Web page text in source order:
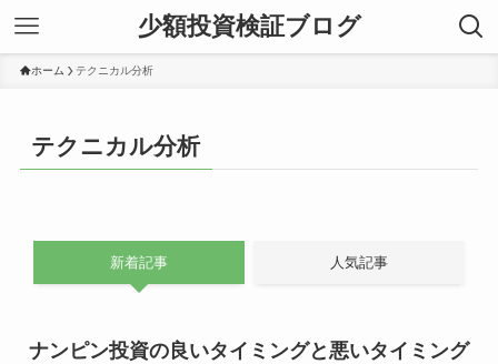
少額投資検証ブログ
ホーム テクニカル分析
テクニカル分析
新着記事 人気記事
ナンピン投資の良いタイミングと悪いタイミング